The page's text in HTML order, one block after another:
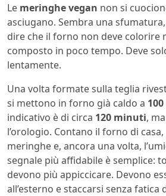
Le meringhe vegan non si
asciugano. Sembra una
dire che il forno non deve colorire
composto in poco tempo. Deve
lentamente.
Una volta formate sulla teglia
si mettono in forno già caldo a 100
indicativo è di circa 120 minuti,
l’orologio. Contano il forno di
meringhe e, ancora una volta,
segnale più affidabile è semplice:
devono più appiccicare. Devono
all’esterno e staccarsi senza fatica